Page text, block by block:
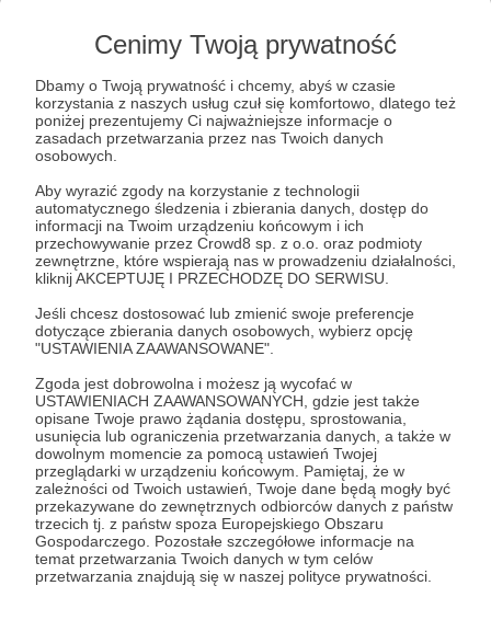
Cenimy Twoją prywatność
Dbamy o Twoją prywatność i chcemy, abyś w czasie
korzystania z naszych usług czuł się komfortowo, dlatego też
poniżej prezentujemy Ci najważniejsze informacje o
zasadach przetwarzania przez nas Twoich danych
osobowych.
Aby wyrazić zgody na korzystanie z technologii
automatycznego śledzenia i zbierania danych, dostęp do
informacji na Twoim urządzeniu końcowym i ich
przechowywanie przez Crowd8 sp. z o.o. oraz podmioty
zewnętrzne, które wspierają nas w prowadzeniu działalności,
kliknij AKCEPTUJĘ I PRZECHODZĘ DO SERWISU.
Jeśli chcesz dostosować lub zmienić swoje preferencje
dotyczące zbierania danych osobowych, wybierz opcję
"USTAWIENIA ZAAWANSOWANE".
Zgoda jest dobrowolna i możesz ją wycofać w
USTAWIENIACH ZAAWANSOWANYCH, gdzie jest także
opisane Twoje prawo żądania dostępu, sprostowania,
usunięcia lub ograniczenia przetwarzania danych, a także w
dowolnym momencie za pomocą ustawień Twojej
przeglądarki w urządzeniu końcowym. Pamiętaj, że w
zależności od Twoich ustawień, Twoje dane będą mogły być
przekazywane do zewnętrznych odbiorców danych z państw
trzecich tj. z państw spoza Europejskiego Obszaru
Gospodarczego. Pozostałe szczegółowe informacje na
temat przetwarzania Twoich danych w tym celów
przetwarzania znajdują się w naszej polityce prywatności.
Zostań Patronem
Zaloguj się
komiks rourke ben grisanti
Udostępnij
Łukasz Kowalczuk
Zobacz profil autora
Zobacz również